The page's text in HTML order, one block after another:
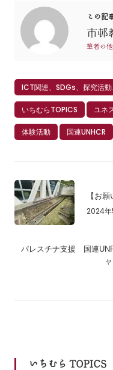
この記
市邨
筆者の
ICT関連、SDGs、探究活
いちむらTOPICS ユネ
体験活動 国連UNHCR
【お
2024年
パレスチナ支援 国連
いちむら TOPICS